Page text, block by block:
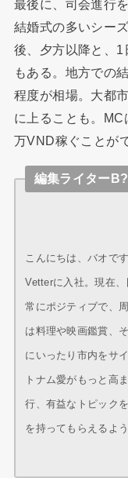
最後に、司会進行
結婚式の多いシー
後、夕方以降と、1
もある。地方での
程度が相場。大都
に上ることも。
万VND稼ぐことが
編集ライター
こんにちは、バオで
Vetterに入社。現在、
常にポジティブで、
は料理や映画鑑賞、
にいったり市内をサ
トナム愛がもっと高
行、有益なトピック
を持ってもらえるよ